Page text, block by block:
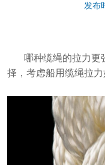
发布
哪种缆绳的拉力更
择，考虑船用缆绳拉力